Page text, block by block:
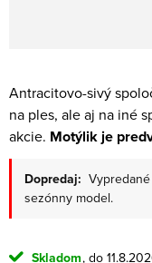
Antracitovo-sivý
na ples, ale aj na iné
akcie. Motýlik je
Dopredaj:
sezónny model.
Skladom